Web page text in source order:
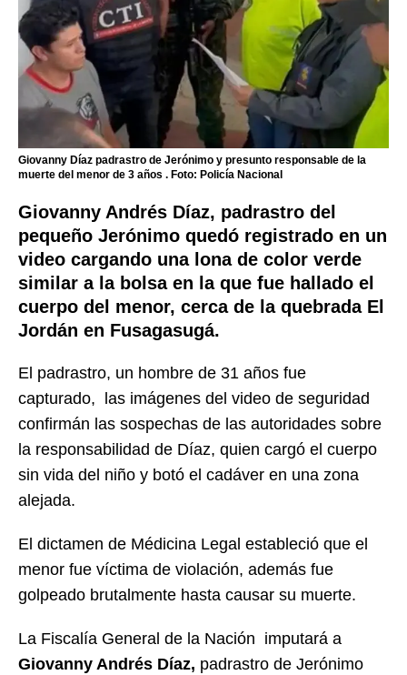
Giovanny Díaz padrastro de Jerónimo y presunto responsable de la
muerte del menor de 3 años . Foto: Policía Nacional
Giovanny Andrés Díaz, padrastro del
pequeño Jerónimo quedó registrado en un
video cargando una lona de color verde
similar a la bolsa en la que fue hallado el
cuerpo del menor, cerca de la quebrada El
Jordán en Fusagasugá.
El padrastro, un hombre de 31 años fue
capturado, las imágenes del video de seguridad
confirmán las sospechas de las autoridades sobre
la responsabilidad de Díaz, quien cargó el cuerpo
sin vida del niño y botó el cadáver en una zona
alejada.
El dictamen de Médicina Legal estableció que el
menor fue víctima de violación, además fue
golpeado brutalmente hasta causar su muerte.
La Fiscalía General de la Nación imputará a
Giovanny Andrés Díaz, padrastro de Jerónimo